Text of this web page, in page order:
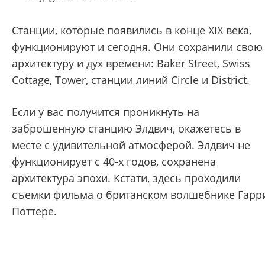
Станции, которые появились в конце XIX века,
функционируют и сегодня. Они сохранили свою
архитектуру и дух времени: Baker Street, Swiss
Cottage, Tower, станции линий Circle и District.
Если у вас получится проникнуть на
заброшенную станцию Элдвич, окажетесь в
месте с удивительной атмосферой. Элдвич не
функционирует с 40-х годов, сохранена
архитектура эпохи. Кстати, здесь проходили
съемки фильма о британском волшебнике
Поттере.